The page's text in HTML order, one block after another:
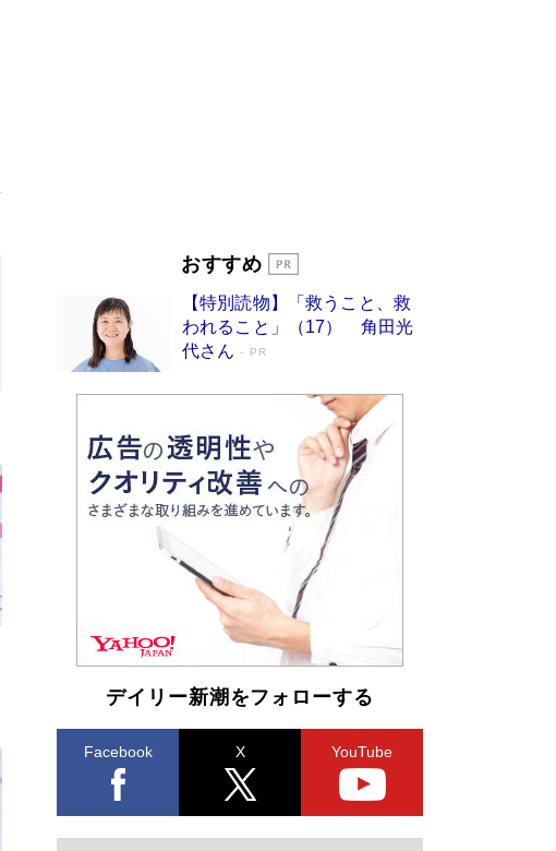
転 上司の“意外な一言”から生まれた「雑談のテ
皇室はなぜ世界から尊敬されているのか？ 「天
皇陛下はお元気でおられるか」がサウジ国王の第
一声になる理由
Book Bang
おすすめ
【特別読物】「救うこと、救
われること」（17） 角田光
代さん
PR
デイリー新潮をフォローする
Facebook X YouTube